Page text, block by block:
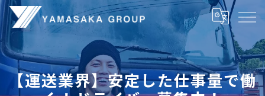
【運送業界】安定した仕事量で働